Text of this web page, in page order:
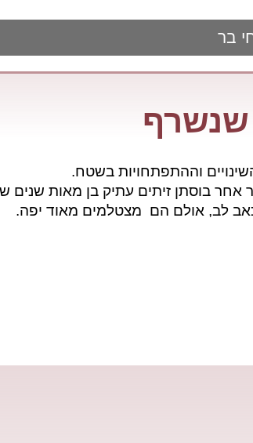
בר
שנשרף
וההתפתחויות בשטח.
אחר בוסתן זיתים עתיק בן מאות שנים
לב, אולם הם מצטלמים מאוד יפה.